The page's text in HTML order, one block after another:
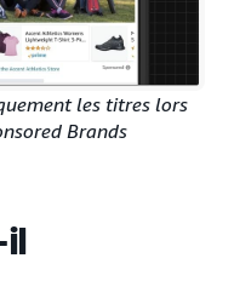
les titres lors
Brands
il